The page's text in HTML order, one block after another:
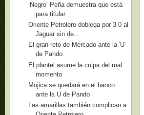
‘Negro’ Peña demuestra que está
para titular
Oriente Petrolero doblega por 3-0 al
Jaguar sin de...
El gran reto de Mercado ante la 'U'
de Pando
El plantel asume la culpa del mal
momento
Mojica se quedará en el banco
ante la U de Pando
Las amarillas también complican a